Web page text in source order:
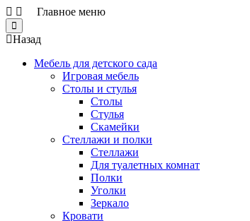
Главное меню
Close
Назад
Мебель для детского сада
Игровая мебель
Столы и стулья
Столы
Стулья
Скамейки
Стеллажи и полки
Стеллажи
Для туалетных комнат
Полки
Уголки
Зеркало
Кровати